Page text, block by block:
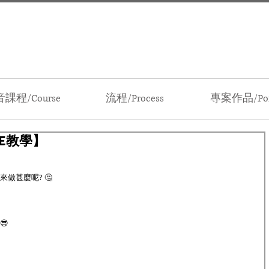
課程/Course 流程/Process 專案作品/
學】
做甚麼呢? 🤔